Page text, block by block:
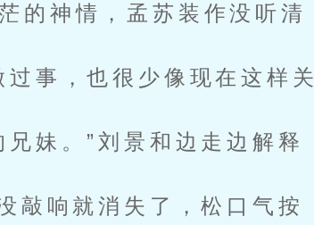
神情，孟苏装作没听清
事，也很少像现在这样关
妹。”刘景和边走边解释
响就消失了，松口气按